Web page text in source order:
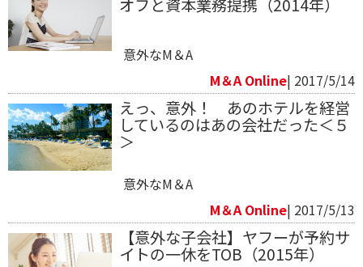
オフと資本業務提携（2014年）
意外なM＆A
M＆A Online| 2017/5/14
えっ、意外！ あのホテルを経営
しているのはあの会社だった＜５
＞
意外なM＆A
M＆A Online| 2017/5/13
【意外な子会社】ヤフーが予約サ
イトの一休をTOB（2015年）